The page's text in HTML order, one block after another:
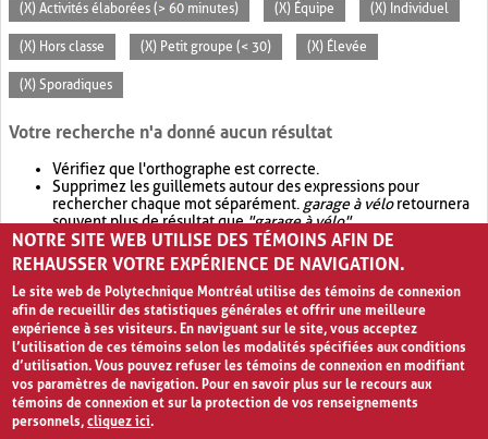
(X) Activités élaborées (> 60 minutes) (X) Équipe (X) Individuel
(X) Hors classe (X) Petit groupe (< 30) (X) Élevée
(X) Sporadiques
Votre recherche n'a donné aucun résultat
Vérifiez que l'orthographe est correcte.
Supprimez les guillemets autour des expressions pour
rechercher chaque mot séparément. garage à véloretournera
souvent plus de résultat que"garage à vélo".
Envisagez d'élargir votre recherche avec OR.garage OR vélo
retournera souvent plus de résultat quegarage à vélo
NOTRE SITE WEB UTILISE DES TÉMOINS AFIN DE
REHAUSSER VOTRE EXPÉRIENCE DE NAVIGATION.
Le site web de Polytechnique Montréal utilise des témoins de connexion
afin de recueillir des statistiques générales et offrir une meilleure
expérience à ses visiteurs. En naviguant sur le site, vous acceptez
l’utilisation de ces témoins selon les modalités spécifiées aux conditions
d’utilisation. Vous pouvez refuser les témoins de connexion en modifiant
vos paramètres de navigation. Pour en savoir plus sur le recours aux
témoins de connexion et sur la protection de vos renseignements
personnels,cliquez ici.